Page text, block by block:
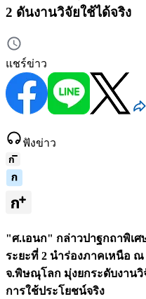
2 ดันงานวิจัยใช้ได้จริง
แชร์ข่าว
ฟังข่าว
"ศ.เอนก" กล่าวปาฐกถาพิเ
ระยะที่ 2 นำร่องภาคเหนือ
จ.พิษณุโลก มุ่งยกระดับงาน
การใช้ประโยชน์จริง